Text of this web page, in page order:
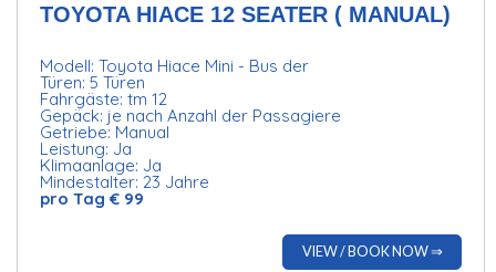
TOYOTA HIACE 12 SEATER ( MANUAL)
Modell: Toyota Hiace Mini - Bus der
Türen: 5 Türen
Fahrgäste: tm 12
Gepäck: je nach Anzahl der Passagiere
Getriebe: Manual
Leistung: Ja
Klimaanlage: Ja
Mindestalter: 23 Jahre
pro Tag € 99
VIEW / BOOK NOW ⇒